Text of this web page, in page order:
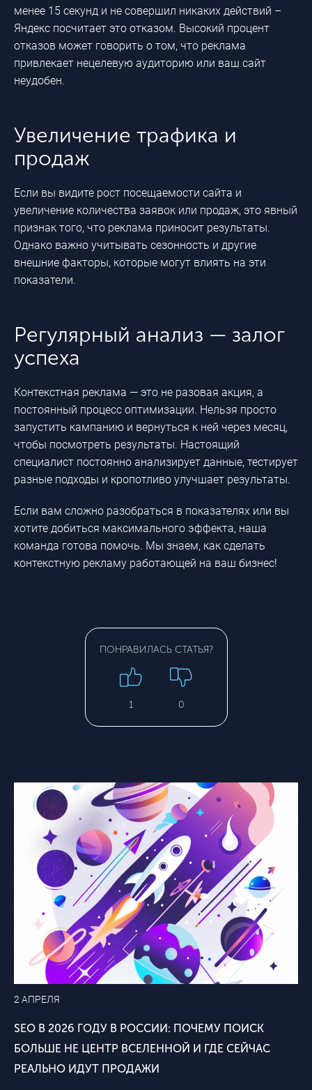
менее 15 секунд и не совершил никаких действий –
Яндекс посчитает это отказом. Высокий процент
отказов может говорить о том, что реклама
привлекает нецелевую аудиторию или ваш сайт
неудобен.
Увеличение трафика и
продаж
Если вы видите рост посещаемости сайта и
увеличение количества заявок или продаж, это явный
признак того, что реклама приносит результаты.
Однако важно учитывать сезонность и другие
внешние факторы, которые могут влиять на эти
показатели.
Регулярный анализ — залог
успеха
Контекстная реклама — это не разовая акция, а
постоянный процесс оптимизации. Нельзя просто
запустить кампанию и вернуться к ней через месяц,
чтобы посмотреть результаты. Настоящий
специалист постоянно анализирует данные, тестирует
разные подходы и кропотливо улучшает результаты.
Если вам сложно разобраться в показателях или вы
хотите добиться максимального эффекта, наша
команда готова помочь. Мы знаем, как сделать
контекстную рекламу работающей на ваш бизнес!
ПОНРАВИЛАСЬ СТАТЬЯ?
1 0
2 АПРЕЛЯ
SEO В 2026 ГОДУ В РОССИИ: ПОЧЕМУ ПОИСК
БОЛЬШЕ НЕ ЦЕНТР ВСЕЛЕННОЙ И ГДЕ СЕЙЧАС
РЕАЛЬНО ИДУТ ПРОДАЖИ